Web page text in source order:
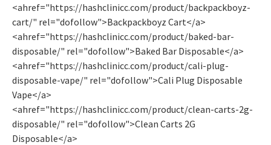
<ahref="https://hashclinicc.com/product/backpackboyz-
cart/" rel="dofollow">Backpackboyz Cart</a>
<ahref="https://hashclinicc.com/product/baked-bar-
disposable/" rel="dofollow">Baked Bar Disposable</a>
<ahref="https://hashclinicc.com/product/cali-plug-
disposable-vape/" rel="dofollow">Cali Plug Disposable
Vape</a>
<ahref="https://hashclinicc.com/product/clean-carts-2g-
disposable/" rel="dofollow">Clean Carts 2G
Disposable</a>